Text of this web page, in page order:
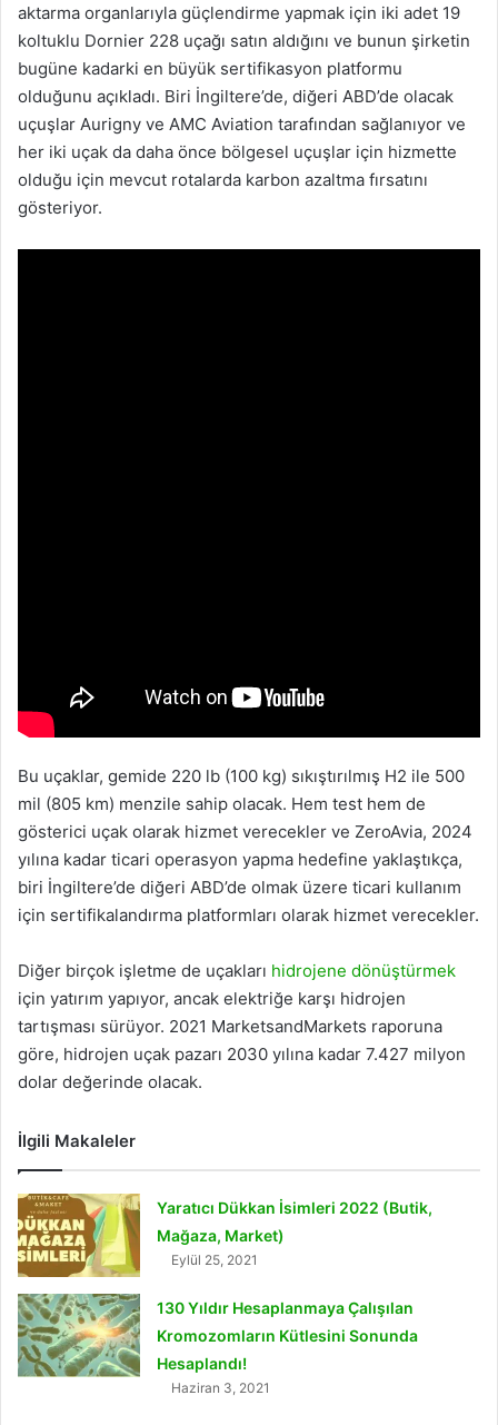
aktarma organlarıyla güçlendirme yapmak için iki adet 19
koltuklu Dornier 228 uçağı satın aldığını ve bunun şirketin
bugüne kadarki en büyük sertifikasyon platformu
olduğunu açıkladı. Biri İngiltere’de, diğeri ABD’de olacak
uçuşlar Aurigny ve AMC Aviation tarafından sağlanıyor ve
her iki uçak da daha önce bölgesel uçuşlar için hizmette
olduğu için mevcut rotalarda karbon azaltma fırsatını
gösteriyor.
Bu uçaklar, gemide 220 lb (100 kg) sıkıştırılmış H2 ile 500
mil (805 km) menzile sahip olacak. Hem test hem de
gösterici uçak olarak hizmet verecekler ve ZeroAvia, 2024
yılına kadar ticari operasyon yapma hedefine yaklaştıkça,
biri İngiltere’de diğeri ABD’de olmak üzere ticari kullanım
için sertifikalandırma platformları olarak hizmet verecekler.
Diğer birçok işletme de uçakları hidrojene dönüştürmek
için yatırım yapıyor, ancak elektriğe karşı hidrojen
tartışması sürüyor. 2021 MarketsandMarkets raporuna
göre, hidrojen uçak pazarı 2030 yılına kadar 7.427 milyon
dolar değerinde olacak.
İlgili Makaleler
Yaratıcı Dükkan İsimleri 2022 (Butik,
Mağaza, Market)
Eylül 25, 2021
130 Yıldır Hesaplanmaya Çalışılan
Kromozomların Kütlesini Sonunda
Hesaplandı!
Haziran 3, 2021